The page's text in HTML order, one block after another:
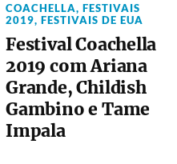
COACHELLA,FESTIVAIS
2019,FESTIVAIS DE EUA
Festival Coachella
2019 com Ariana
Grande, Childish
Gambino e Tame
Impala